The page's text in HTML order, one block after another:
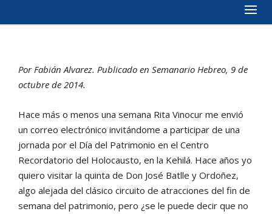
Por Fabián Alvarez. Publicado en Semanario Hebreo, 9 de
octubre de 2014.
Hace más o menos una semana Rita Vinocur me envió
un correo electrónico invitándome a participar de una
jornada por el Día del Patrimonio en el Centro
Recordatorio del Holocausto, en la Kehilá. Hace años yo
quiero visitar la quinta de Don José Batlle y Ordoñez,
algo alejada del clásico circuito de atracciones del fin de
semana del patrimonio, pero ¿se le puede decir que no